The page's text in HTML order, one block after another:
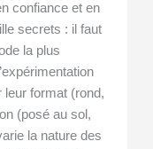
confiance et en
secrets : il faut
la plus
leur format (rond,
(posé au sol,
la nature des